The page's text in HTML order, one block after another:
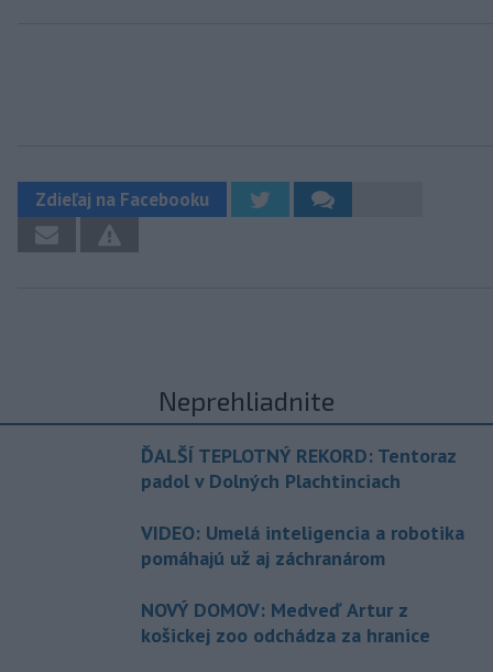
Zdieľaj na Facebooku
Neprehliadnite
ĎALŠÍ TEPLOTNÝ REKORD: Tentoraz
padol v Dolných Plachtinciach
VIDEO: Umelá inteligencia a robotika
pomáhajú už aj záchranárom
NOVÝ DOMOV: Medveď Artur z
košickej zoo odchádza za hranice